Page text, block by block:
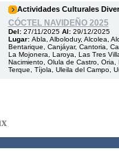
Actividades Culturales
CÓCTEL NAVIDEÑO 2025
Del: 27/11/2025 Al: 29/12/2025
Lugar: Abla, Alboloduy, Alcolea,
Bentarique, Canjáyar, Cantoria,
La Mojonera, Laroya, Las Tres
Nacimiento, Olula de Castro,
Terque, Tíjola, Uleila del Campo,